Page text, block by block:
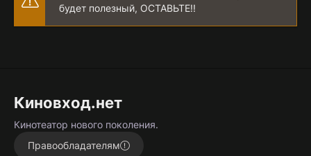
будет полезный, ОСТАВЬТЕ!!
Киновход.нет
Кинотеатор нового поколения.
Правообладателям